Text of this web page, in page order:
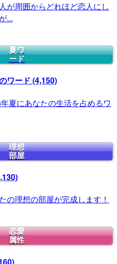
が周囲からどれほど恋人にし
...
夏ワ
ード
ワード (4,150)
夏にあなたの生活を占めるワ
理想
部屋
の理想の部屋が完成します！
恋愛
属性